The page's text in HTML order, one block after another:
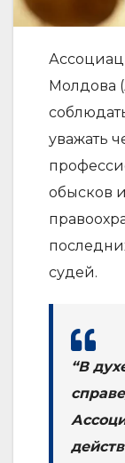
Молдова
уважать
обысков
судей.
“В